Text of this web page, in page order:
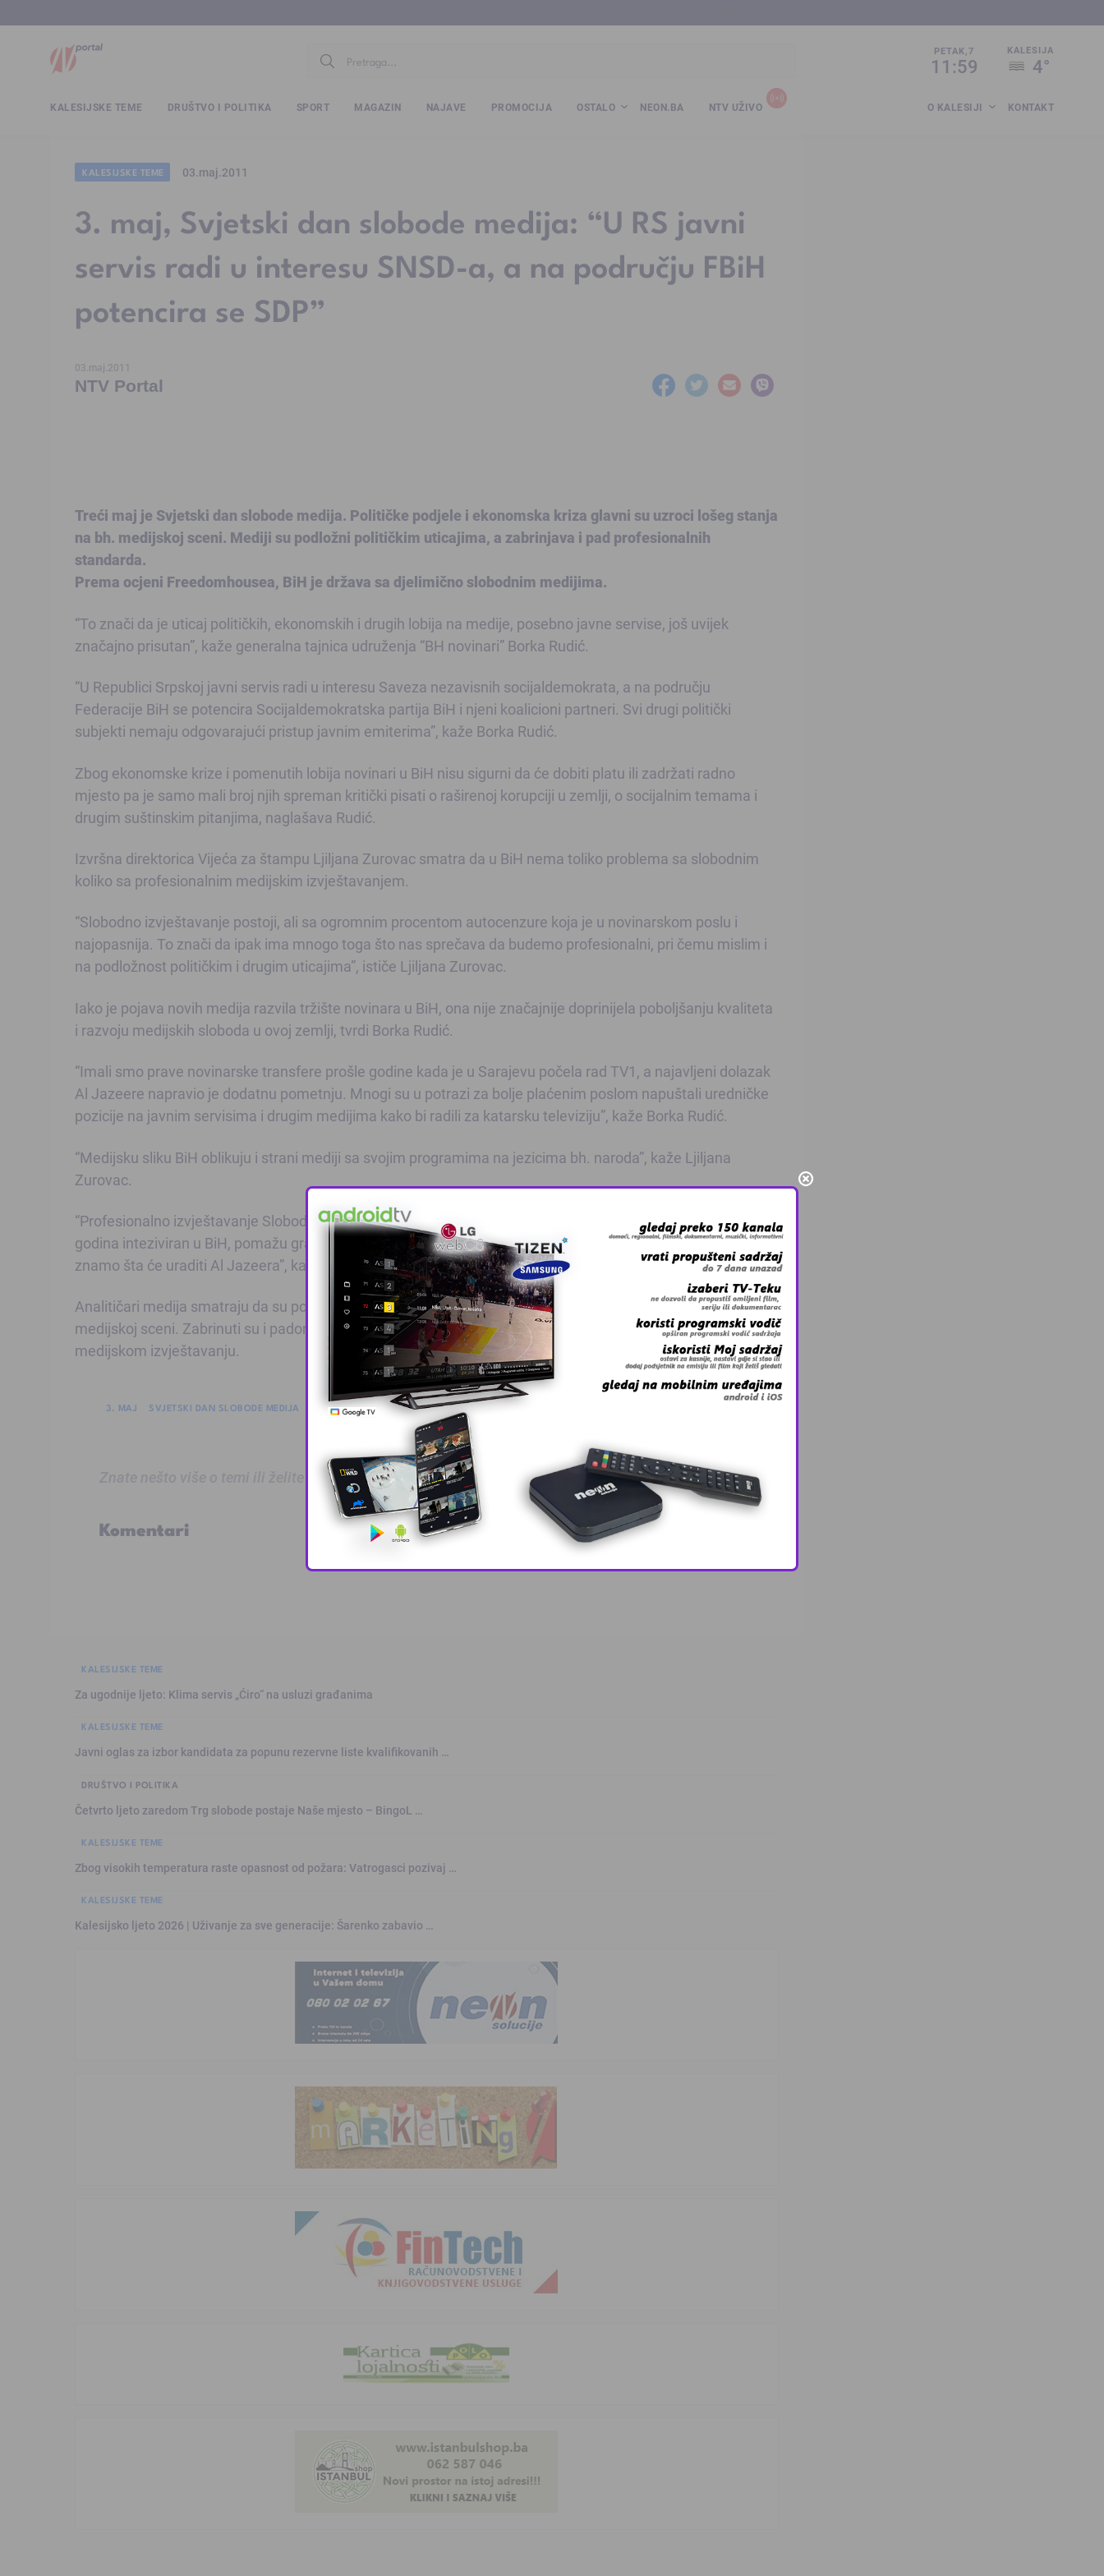
PETAK,7
11:59
KALESIJA
4°
KALESIJSKE TEME DRUŠTVO I POLITIKA SPORT MAGAZIN NAJAVE PROMOCIJA OSTALO NEON.BA NTV UŽIVO O KALESIJI KONTAKT
KALESIJSKE TEME 03.maj.2011
3. maj, Svjetski dan slobode medija: “U RS javni
servis radi u interesu SNSD-a, a na području FBiH
potencira se SDP”
03.maj.2011
NTV Portal
Treći maj je Svjetski dan slobode medija. Političke podjele i ekonomska kriza glavni su uzroci lošeg stanja
na bh. medijskoj sceni. Mediji su podložni političkim uticajima, a zabrinjava i pad profesionalnih
standarda.
Prema ocjeni Freedomhousea, BiH je država sa djelimično slobodnim medijima.
“To znači da je uticaj političkih, ekonomskih i drugih lobija na medije, posebno javne servise, još uvijek
značajno prisutan”, kaže generalna tajnica udruženja “BH novinari” Borka Rudić.
“U Republici Srpskoj javni servis radi u interesu Saveza nezavisnih socijaldemokrata, a na području
Federacije BiH se potencira Socijaldemokratska partija BiH i njeni koalicioni partneri. Svi drugi politički
subjekti nemaju odgovarajući pristup javnim emiterima”, kaže Borka Rudić.
Zbog ekonomske krize i pomenutih lobija novinari u BiH nisu sigurni da će dobiti platu ili zadržati radno
mjesto pa je samo mali broj njih spreman kritički pisati o raširenoj korupciji u zemlji, o socijalnim temama i
drugim suštinskim pitanjima, naglašava Rudić.
Izvršna direktorica Vijeća za štampu Ljiljana Zurovac smatra da u BiH nema toliko problema sa slobodnim
koliko sa profesionalnim medijskim izvještavanjem.
“Slobodno izvještavanje postoji, ali sa ogromnim procentom autocenzure koja je u novinarskom poslu i
najopasnija. To znači da ipak ima mnogo toga što nas sprečava da budemo profesionalni, pri čemu mislim i
na podložnost političkim i drugim uticajima”, ističe Ljiljana Zurovac.
Iako je pojava novih medija razvila tržište novinara u BiH, ona nije značajnije doprinijela poboljšanju kvaliteta
i razvoju medijskih sloboda u ovoj zemlji, tvrdi Borka Rudić.
“Imali smo prave novinarske transfere prošle godine kada je u Sarajevu počela rad TV1, a najavljeni dolazak
Al Jazeere napravio je dodatnu pometnju. Mnogi su u potrazi za bolje plaćenim poslom napuštali uredničke
pozicije na javnim servisima i drugim medijima kako bi radili za katarsku televiziju”, kaže Borka Rudić.
“Medijsku sliku BiH oblikuju i strani mediji sa svojim programima na jezicima bh. naroda”, kaže Ljiljana
Zurovac.
“Profesionalno izvještavanje Slobodne Evrope, posebno Deutsche Wellea čiji je program od prije nekoliko
godina inteziviran u BiH, pomažu građanima da dobiju relevantne informacije iz više različitih izvora. Još ne
znamo šta će uraditi Al Jazeera”, kaže Ljiljana Zurovac.
Analitičari medija smatraju da su političke podjele u BiH i ekonomska kriza glavni uzroci lošeg stanja na bh.
medijskoj sceni. Zabrinuti su i padom profesionalnih standarda te nedostatkom objektivnosti i balansa u
medijskom izvještavanju.
3. MAJ SVJETSKI DAN SLOBODE MEDIJA
Znate nešto više o temi ili želite prijaviti grešku u tekstu?
Komentari
KALESIJSKE TEME
Za ugodnije ljeto: Klima servis „Ćiro“ na usluzi građanima
KALESIJSKE TEME
Javni oglas za izbor kandidata za popunu rezervne liste kvalifikovanih …
DRUŠTVO I POLITIKA
Četvrto ljeto zaredom Trg slobode postaje Naše mjesto – BingoL …
KALESIJSKE TEME
Zbog visokih temperatura raste opasnost od požara: Vatrogasci pozivaj …
KALESIJSKE TEME
Kalesijsko ljeto 2026 | Uživanje za sve generacije: Šarenko zabavio …